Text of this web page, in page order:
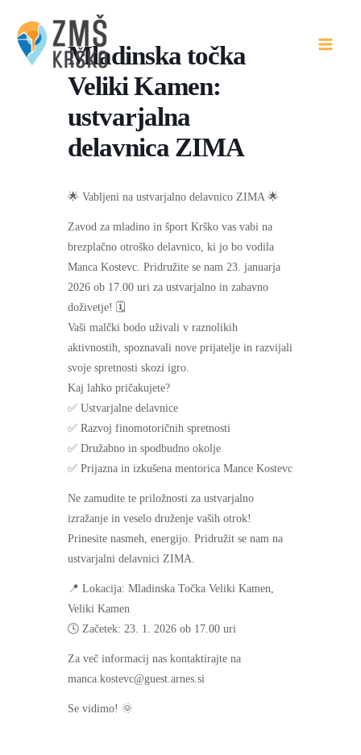
content
Mladinska točka
Veliki Kamen:
ustvarjalna
delavnica ZIMA
🌟 Vabljeni na ustvarjalno delavnico ZIMA 🌟
Zavod za mladino in šport Krško vas vabi na
brezplačno otroško delavnico, ki jo bo vodila
Manca Kostevc. Pridružite se nam 23. januarja
2026 ob 17.00 uri za ustvarjalno in zabavno
doživetje! 🗓️
Vaši malčki bodo uživali v raznolikih
aktivnostih, spoznavali nove prijatelje in razvijali
svoje spretnosti skozi igro.
Kaj lahko pričakujete?
✅ Ustvarjalne delavnice
✅ Razvoj finomotoričnih spretnosti
✅ Družabno in spodbudno okolje
✅ Prijazna in izkušena mentorica Mance Kostevc
Ne zamudite te priložnosti za ustvarjalno
izražanje in veselo druženje vaših otrok!
Prinesite nasmeh, energijo. Pridružit se nam na
ustvarjalni delavnici ZIMA.
📍 Lokacija: Mladinska Točka Veliki Kamen,
Veliki Kamen
🕓 Začetek: 23. 1. 2026 ob 17.00 uri
Za več informacij nas kontaktirajte na
manca.kostevc@guest.arnes.si
Se vidimo! 🌞